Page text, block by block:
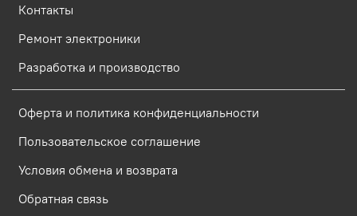
Контакты
Ремонт электроники
Разработка и производство
Оферта и политика конфиденциальности
Пользовательское соглашение
Условия обмена и возврата
Обратная связь